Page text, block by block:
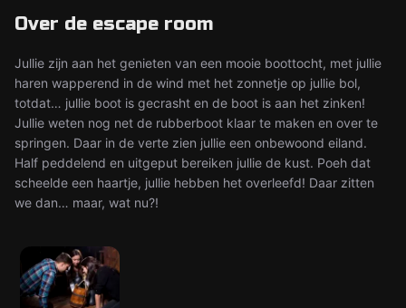
Over de escape room
Jullie zijn aan het genieten van een mooie boottocht, met jullie
haren wapperend in de wind met het zonnetje op jullie bol,
totdat… jullie boot is gecrasht en de boot is aan het zinken!
Jullie weten nog net de rubberboot klaar te maken en over te
springen. Daar in de verte zien jullie een onbewoond eiland.
Half peddelend en uitgeput bereiken jullie de kust. Poeh dat
scheelde een haartje, jullie hebben het overleefd! Daar zitten
we dan… maar, wat nu?!